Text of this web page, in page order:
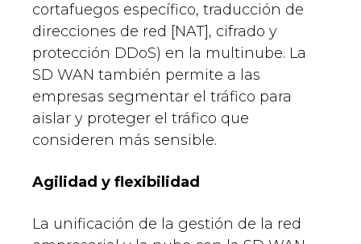
cortafuegos específico, traducción de
direcciones de red [NAT], cifrado y
protección DDoS) en la multinube. La
SD WAN también permite a las
empresas segmentar el tráfico para
aislar y proteger el tráfico que
consideren más sensible.
Agilidad y flexibilidad
La unificación de la gestión de la red